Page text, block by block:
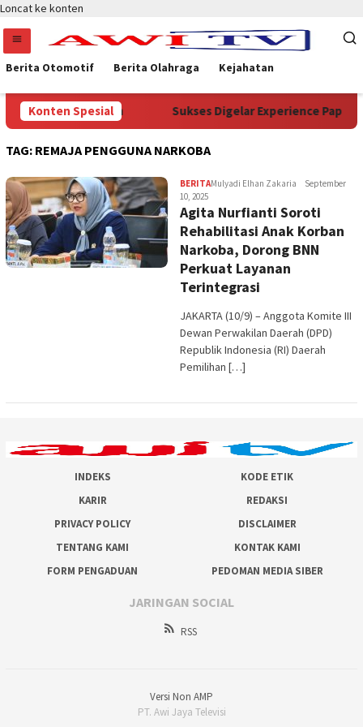
Loncat ke konten
Berita Otomotif Berita Olahraga Kejahatan
Konten Spesial
Kehutanan Sukses Digelar Experience Papua
TAG: REMAJA PENGGUNA NARKOBA
BERITAMulyadi Elhan Zakaria
September
10, 2025
Agita Nurfianti Soroti
Rehabilitasi Anak Korban
Narkoba, Dorong BNN
Perkuat Layanan
Terintegrasi
JAKARTA (10/9) – Anggota Komite III
Dewan Perwakilan Daerah (DPD)
Republik Indonesia (RI) Daerah
Pemilihan […]
INDEKS
KODE ETIK
KARIR
REDAKSI
PRIVACY POLICY
DISCLAIMER
TENTANG KAMI
KONTAK KAMI
FORM PENGADUAN
PEDOMAN MEDIA SIBER
JARINGAN SOCIAL
RSS
Versi Non AMP
PT. Awi Jaya Televisi